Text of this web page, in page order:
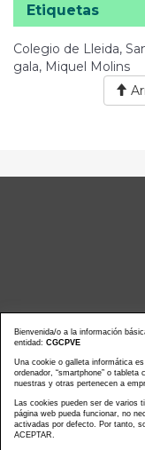
Etiquetas
Colegio de Lleida,
gala, Miquel Molins
Noticias actualidad
Revistas
Multimedias
Aviso Legal
Política Cookies
Bienvenida/o a la información
entidad: CGCPVE
Una cookie o galleta informática
ordenador, “smartphone” o
nuestras y otras pertenecen a
Las cookies pueden ser de varios
página web pueda funcionar, no
activadas por defecto. Por tanto,
ACEPTAR.